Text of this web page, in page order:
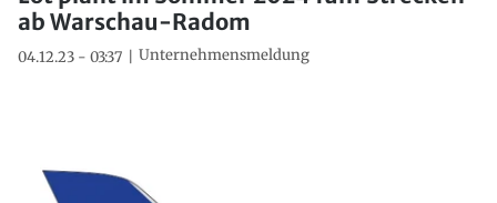
ab Warschau-Radom
04.12.23 - 03:37 Unternehmensmeldung